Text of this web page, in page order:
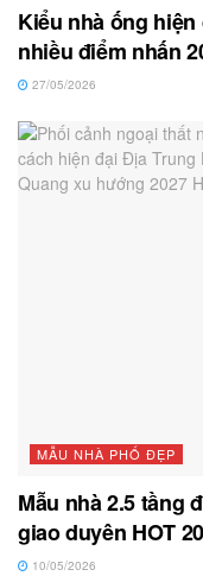
Kiểu nhà ống
nhiều điểm nhấn
27/05/2026
MẪU NHÀ PHỐ ĐẸP
Mẫu nhà 2.5 tầng
giao duyên HOT
10/05/2026